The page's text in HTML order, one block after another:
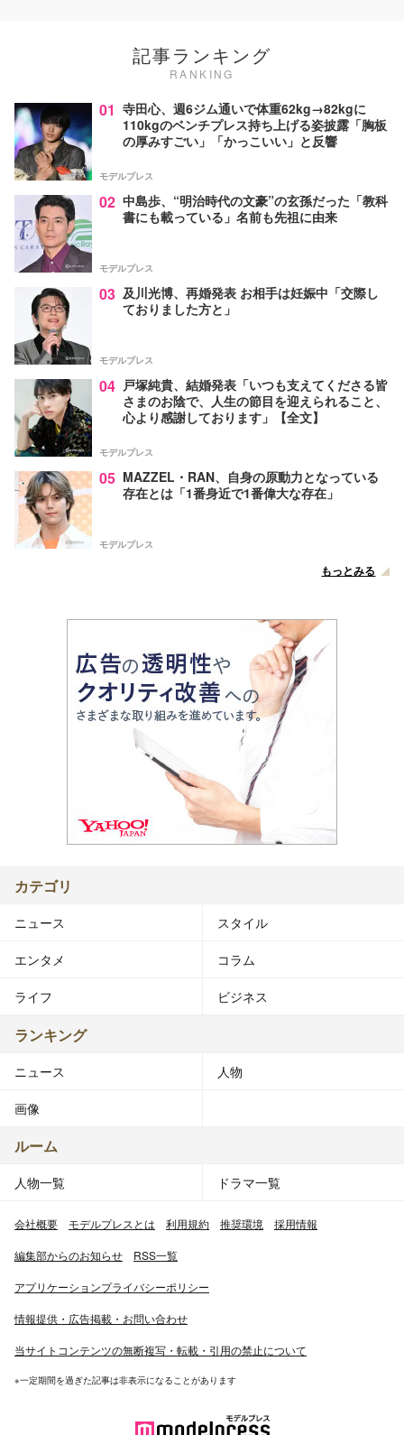
記事ランキング
RANKING
01 寺田心、週6ジム通いで体重62kg→82kgに
110kgのベンチプレス持ち上げる姿披露「胸板
の厚みすごい」「かっこいい」と反響
モデルプレス
02 中島歩、“明治時代の文豪”の玄孫だった「教科
書にも載っている」名前も先祖に由来
モデルプレス
03 及川光博、再婚発表 お相手は妊娠中「交際し
ておりました方と」
モデルプレス
04 戸塚純貴、結婚発表「いつも支えてくださる皆
さまのお陰で、人生の節目を迎えられること、
心より感謝しております」【全文】
モデルプレス
05 MAZZEL・RAN、自身の原動力となっている
存在とは「1番身近で1番偉大な存在」
モデルプレス
もっとみる
カテゴリ
ニュース スタイル
エンタメ コラム
ライフ ビジネス
ランキング
ニュース 人物
画像
ルーム
人物一覧 ドラマ一覧
会社概要 モデルプレスとは 利用規約 推奨環境 採用情報
編集部からのお知らせ RSS一覧
アプリケーションプライバシーポリシー
情報提供・広告掲載・お問い合わせ
当サイトコンテンツの無断複写・転載・引用の禁止について
※一定期間を過ぎた記事は非表示になることがあります